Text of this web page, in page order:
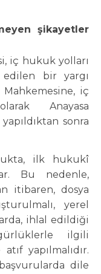
şikayetler
iç hukuk yolları
bir yargı
iç
Anayasa
sonra
ilk hukukî
Bu nedenle,
itibaren, dosya
yerel
ihlal edildiği
ilgili
yapılmalıdır.
dile